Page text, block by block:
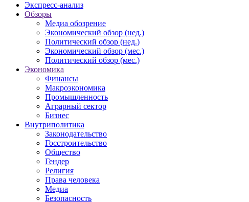
Экспресс-анализ
Обзоры
Медиа обозрение
Экономический обзор (нед.)
Политический обзор (нед.)
Экономический обзор (мес.)
Политический обзор (мес.)
Экономика
Финансы
Макроэкономика
Промышленность
Аграрный сектор
Бизнес
Внутриполитика
Законодательство
Госстроительство
Общество
Гендер
Религия
Права человека
Медиа
Безопасность